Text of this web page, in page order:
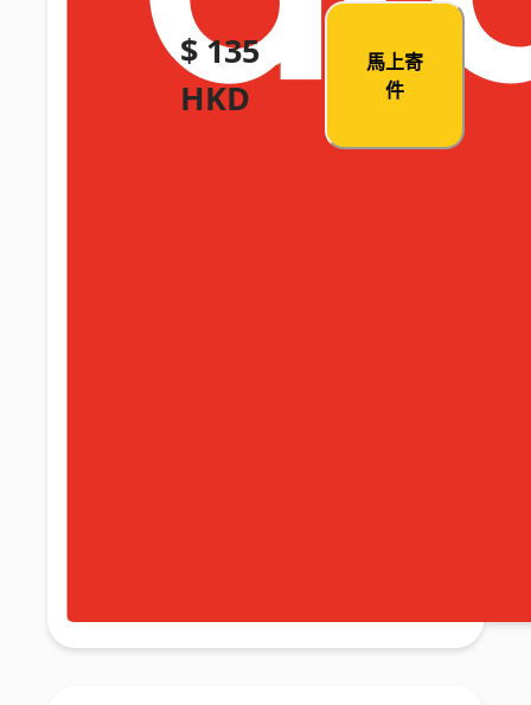
$ 135
HKD
馬上寄
件